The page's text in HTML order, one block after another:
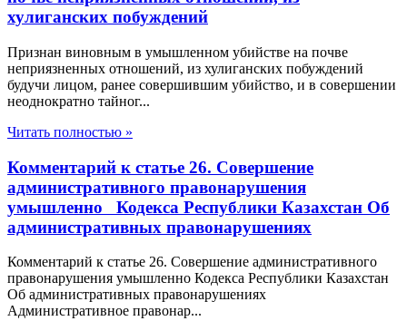
хулиганских побуждений
Признан виновным в умышленном убийстве на почве
неприязненных отношений, из хулиганских побуждений
будучи лицом, ранее совершившим убийство, и в совершении
неоднократно тайног...
Читать полностью »
Комментарий к статье 26. Совершение
административного правонарушения
умышленно Кодекса Республики Казахстан Об
административных правонарушениях
Комментарий к статье 26. Совершение административного
правонарушения умышленно Кодекса Республики Казахстан
Об административных правонарушениях
Административное правонар...